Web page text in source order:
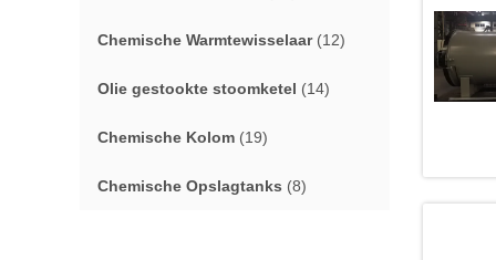
Chemische Warmtewisselaar(12)
Olie gestookte stoomketel (14)
Chemische Kolom (19)
Chemische Opslagtanks (8)